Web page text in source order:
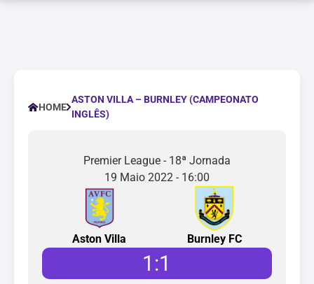
HOME
ASTON VILLA – BURNLEY (CAMPEONATO
INGLÊS)
Premier League - 18ª Jornada
19 Maio 2022 - 16:00
Aston Villa Burnley FC
1 :1